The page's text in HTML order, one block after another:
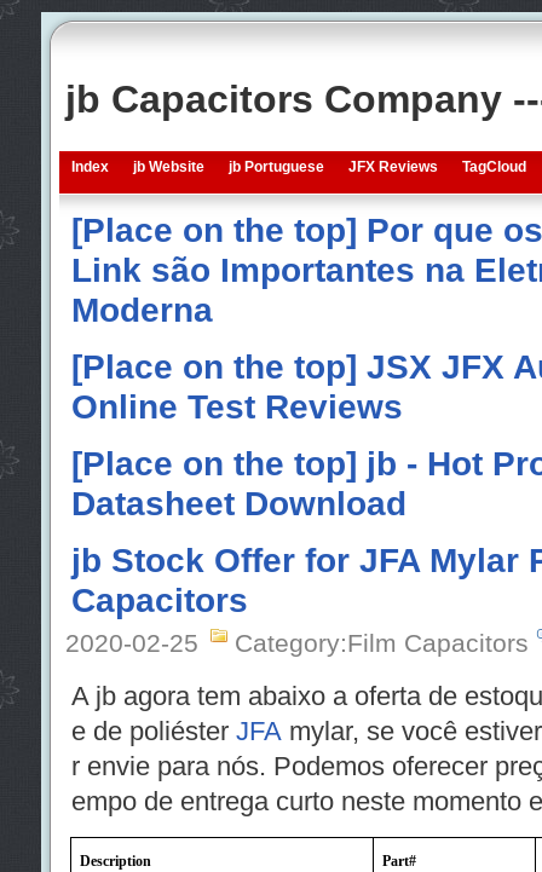
jb Capacitors Company
Index jb Website jb Portuguese JFX Reviews TagCloud
[Place on the top] Por que
Link são Importantes na
Moderna
[Place on the top] JSX JFX
Online Test Reviews
[Place on the top] jb - Hot
Datasheet Download
jb Stock Offer for JFA Mylar
Capacitors
2020-02-25 Category:Film Capacitors
A jb agora tem abaixo a oferta de
e de poliéster JFA mylar, se você
r envie para nós. Podemos oferecer
empo de entrega curto neste momento
Description Part#